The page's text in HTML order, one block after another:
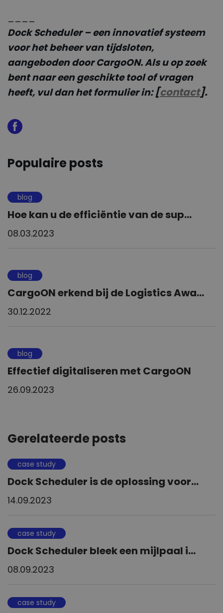
Dock Scheduler – een innovatief systeem
voor het beheer van tijdsloten,
aangeboden door CargoON. Als u op zoek
bent naar een geschikte tool of vragen
heeft, vul dan het formulier in:[contact].
Populaire posts
blog
Hoe kan u de efficiëntie van de sup...
08.03.2023
blog
CargoON erkend bij de Logistics Awa...
30.12.2022
blog
Effectief digitaliseren met CargoON
26.09.2023
Gerelateerde posts
case study
Dock Scheduler is de oplossing voor...
14.09.2023
case study
Dock Scheduler bleek een mijlpaal i...
08.09.2023
case study